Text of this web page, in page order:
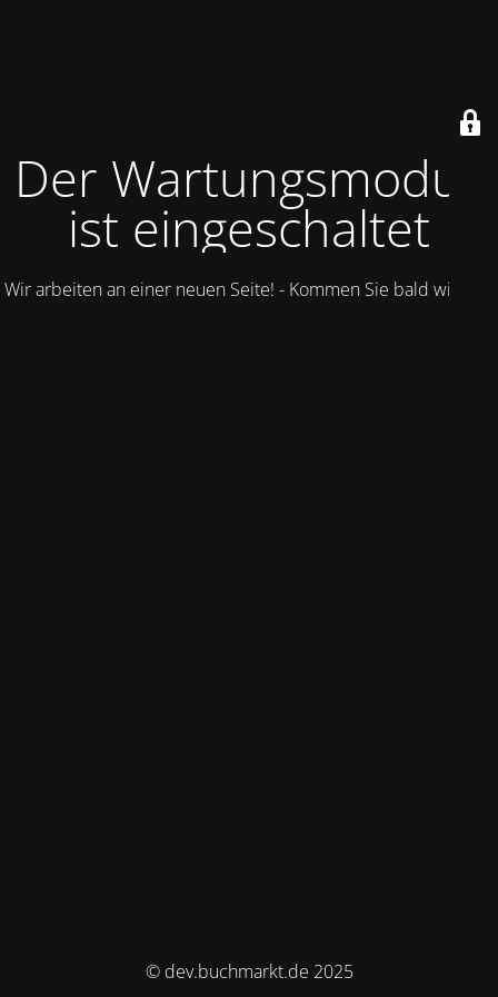
Der Wartungsmodus
ist eingeschaltet
Wir arbeiten an einer neuen Seite! - Kommen Sie bald wieder.
© dev.buchmarkt.de 2025